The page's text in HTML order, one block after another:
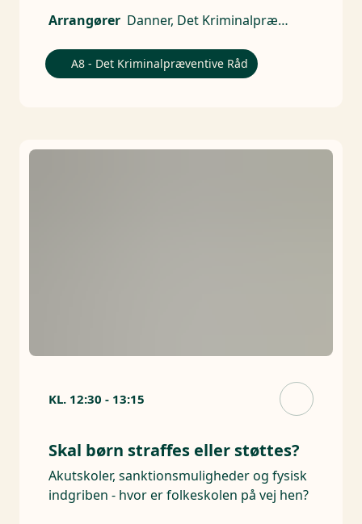
Arrangører
Danner, Det Kriminalpræventive Råd
A8 - Det Kriminalpræventive Råd
KL. 12:30 - 13:15
Skal børn straffes eller støttes?
Akutskoler, sanktionsmuligheder og fysisk
indgriben - hvor er folkeskolen på vej hen?